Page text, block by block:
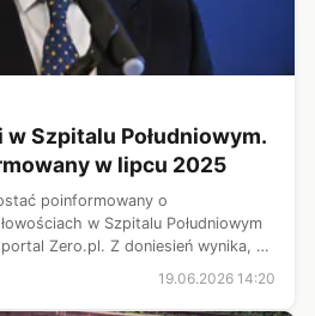
Szpitalu Południowym.
w lipcu 2025
poinformowany o
w Szpitalu Południowym
Zero.pl. Z doniesień wynika, że
chirurgii, a niespełna dwa
19.06.2026 14:20